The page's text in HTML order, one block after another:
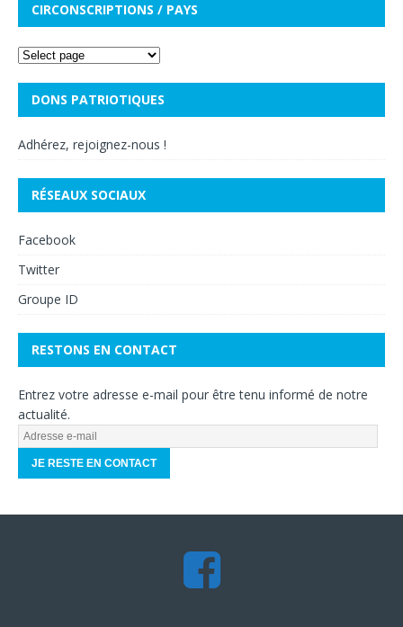
CIRCONSCRIPTIONS / PAYS
DONS PATRIOTIQUES
Adhérez, rejoignez-nous !
RÉSEAUX SOCIAUX
Facebook
Twitter
Groupe ID
RESTONS EN CONTACT
Entrez votre adresse e-mail pour être tenu informé de notre
actualité.
A
d
s